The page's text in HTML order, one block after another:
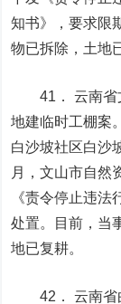
知书》，要求限
物已拆除，土地
41． 云南省文
地建临时工棚案
白沙坡社区白沙
月，文山市自然
《责令停止违
处置。目前，当
地已复耕。
42． 云南省曲